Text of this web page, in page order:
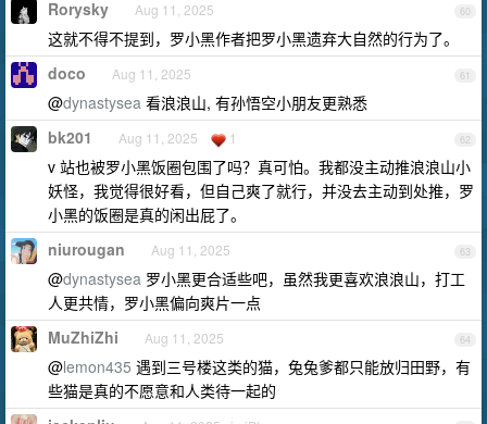
60
Rorysky Aug 11, 2025
这就不得不提到，罗小黑作者把罗小黑遗弃大自然的行为了。
61
doco Aug 11, 2025
@dynastysea 看浪浪山, 有孙悟空小朋友更熟悉
62
bk201 Aug 11, 2025 1
v 站也被罗小黑饭圈包围了吗？真可怕。我都没主动推浪浪山小
妖怪，我觉得很好看，但自己爽了就行，并没去主动到处推，罗
小黑的饭圈是真的闲出屁了。
63
niurougan Aug 11, 2025
@dynastysea 罗小黑更合适些吧，虽然我更喜欢浪浪山，打工
人更共情，罗小黑偏向爽片一点
64
MuZhiZhi Aug 11, 2025
@lemon435 遇到三号楼这类的猫，兔兔爹都只能放归田野，有
些猫是真的不愿意和人类待一起的